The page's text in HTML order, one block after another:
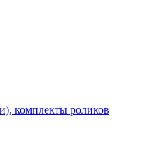
комплекты роликов